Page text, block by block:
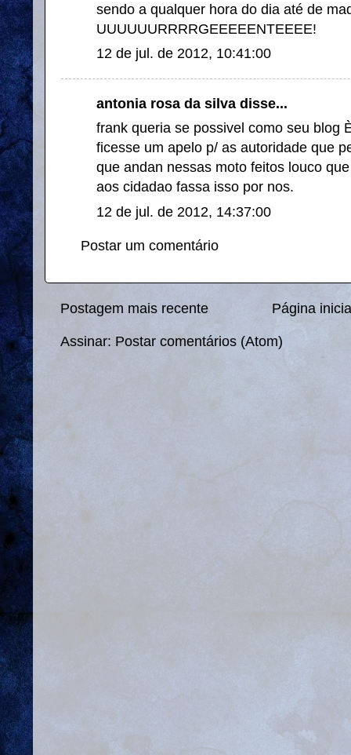
sendo a qualquer hora do dia até de
UUUUUURRRRGEEEEENTEEEE!
12 de jul. de 2012, 10:41:00
antonia rosa da silva disse...
frank queria se possivel como seu blog
ficesse um apelo p/ as autoridade que
que andan nessas moto feitos louco
aos cidadao fassa isso por nos.
12 de jul. de 2012, 14:37:00
Postar um comentário
Postagem mais recente Página
Assinar: Postar comentários (Atom)